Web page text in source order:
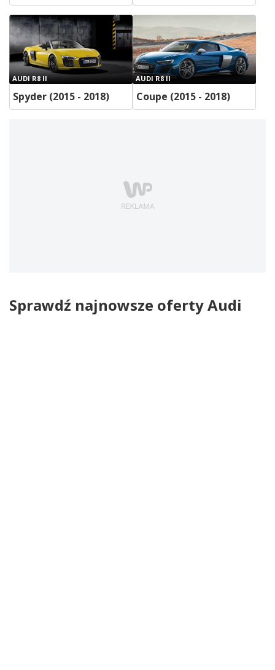
AUDI R8 II
Spyder (2015 - 2018)
AUDI R8 II
Coupe (2015 - 2018)
Sprawdź najnowsze oferty Audi